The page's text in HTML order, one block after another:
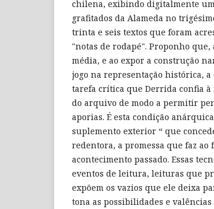
chilena, exibindo digitalmente
grafitados da Alameda no
trinta e seis textos que foram
"notas de rodapé". Proponho
média, e ao expor a construção
jogo na representação histórica,
tarefa crítica que Derrida confia à
do arquivo de modo a permitir
aporias. É esta condição
suplemento exterior “ que
redentora, a promessa que faz
acontecimento passado. Essas
eventos de leitura, leituras que
expõem os vazios que ele deixa
tona as possibilidades e